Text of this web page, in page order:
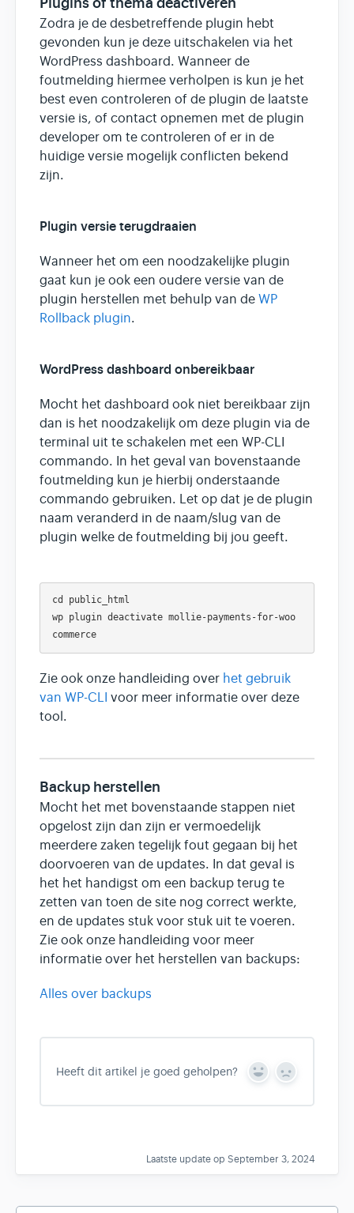
Plugins of thema deactiveren
Zodra je de desbetreffende plugin hebt
gevonden kun je deze uitschakelen via het
WordPress dashboard. Wanneer de
foutmelding hiermee verholpen is kun je het
best even controleren of de plugin de laatste
versie is, of contact opnemen met de plugin
developer om te controleren of er in de
huidige versie mogelijk conflicten bekend
zijn.
Plugin versie terugdraaien
Wanneer het om een noodzakelijke plugin
gaat kun je ook een oudere versie van de
plugin herstellen met behulp van de WP
Rollback plugin.
WordPress dashboard onbereikbaar
Mocht het dashboard ook niet bereikbaar zijn
dan is het noodzakelijk om deze plugin via de
terminal uit te schakelen met een WP-CLI
commando. In het geval van bovenstaande
foutmelding kun je hierbij onderstaande
commando gebruiken. Let op dat je de plugin
naam veranderd in de naam/slug van de
plugin welke de foutmelding bij jou geeft.
cd public_html
wp plugin deactivate mollie-payments-for-woo
Zie ook onze handleiding over het gebruik
van WP-CLI voor meer informatie over deze
tool.
Backup herstellen
Mocht het met bovenstaande stappen niet
opgelost zijn dan zijn er vermoedelijk
meerdere zaken tegelijk fout gegaan bij het
doorvoeren van de updates. In dat geval is
het het handigst om een backup terug te
zetten van toen de site nog correct werkte,
en de updates stuk voor stuk uit te voeren.
Zie ook onze handleiding voor meer
informatie over het herstellen van backups:
Alles over backups
Heeft dit artikel je goed geholpen?
Y
s
N
Laatste update op September 3, 2024